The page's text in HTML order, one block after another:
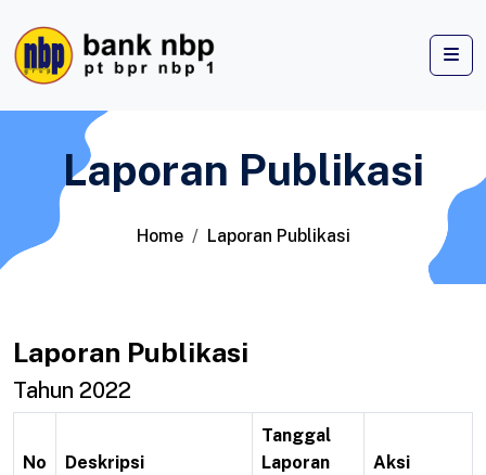
Laporan Publikasi
Home Laporan Publikasi
Laporan Publikasi
Tahun 2022
No Deskripsi
Tanggal
Laporan
Aksi